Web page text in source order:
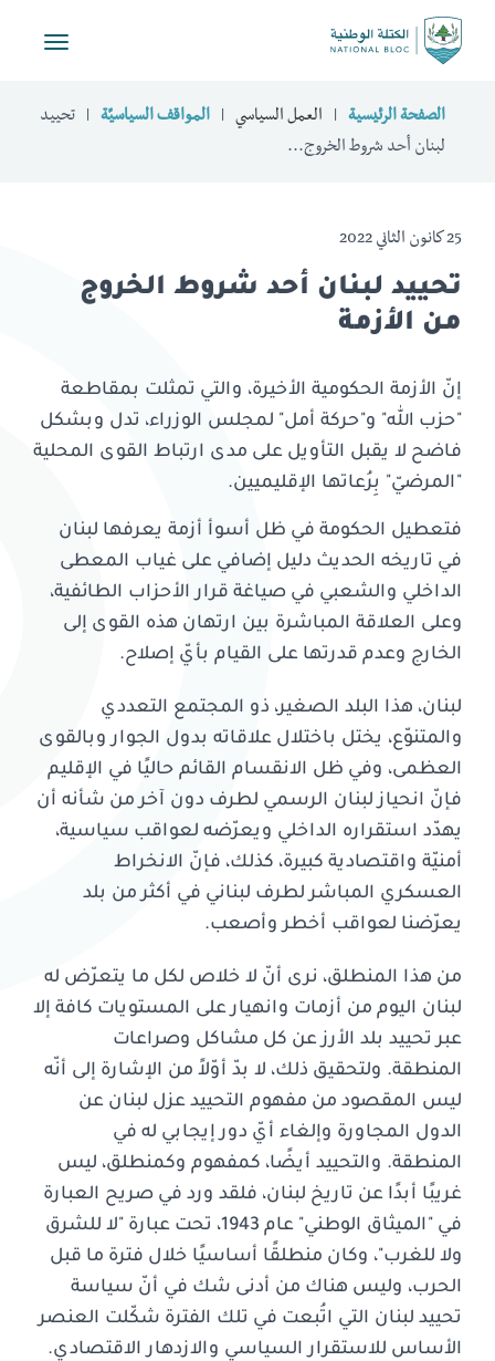
Toggle
الصفحة الرئيسية العمل السياسي المواقف السياسيّة
تحييد
لبنان أحد شروط الخروج...
25 كانون الثاني 2022
تحييد لبنان أحد شروط الخروج
من الأزمة
إنّ الأزمة الحكومية الأخيرة، والتي تمثلت بمقاطعة
"حزب الله" و"حركة أمل" لمجلس الوزراء، تدل وبشكل
فاضح لا يقبل التأويل على مدى ارتباط القوى المحلية
"المرضيّ" بِرُعاتها الإقليميين.
فتعطيل الحكومة في ظل أسوأ أزمة يعرفها لبنان
في تاريخه الحديث دليل إضافي على غياب المعطى
الداخلي والشعبي في صياغة قرار الأحزاب الطائفية،
وعلى العلاقة المباشرة بين ارتهان هذه القوى إلى
الخارج وعدم قدرتها على القيام بأيّ إصلاح.
لبنان، هذا البلد الصغير، ذو المجتمع التعددي
والمتنوّع، يختل باختلال علاقاته بدول الجوار وبالقوى
العظمى، وفي ظل الانقسام القائم حاليًا في الإقليم
فإنّ انحياز لبنان الرسمي لطرف دون آخر من شأنه أن
يهدّد استقراره الداخلي ويعرّضه لعواقب سياسية،
أمنيّة واقتصادية كبيرة، كذلك، فإنّ الانخراط
العسكري المباشر لطرف لبناني في أكثر من بلد
يعرّضنا لعواقب أخطر وأصعب.
من هذا المنطلق، نرى أنّ لا خلاص لكل ما يتعرّض له
لبنان اليوم من أزمات وانهيار على المستويات كافة إلا
عبر تحييد بلد الأرز عن كل مشاكل وصراعات
المنطقة. ولتحقيق ذلك، لا بدّ أوّلاً من الإشارة إلى أنّه
ليس المقصود من مفهوم التحييد عزل لبنان عن
الدول المجاورة وإلغاء أيّ دور إيجابي له في
المنطقة. والتحييد أيضًا، كمفهوم وكمنطلق، ليس
غريبًا أبدًا عن تاريخ لبنان، فلقد ورد في صريح العبارة
في "الميثاق الوطني" عام 1943، تحت عبارة "لا للشرق
ولا للغرب"، وكان منطلقًا أساسيًا خلال فترة ما قبل
الحرب، وليس هناك من أدنى شك في أنّ سياسة
تحييد لبنان التي اتُبعت في تلك الفترة شكّلت العنصر
الأساس للاستقرار السياسي والازدهار الاقتصادي.